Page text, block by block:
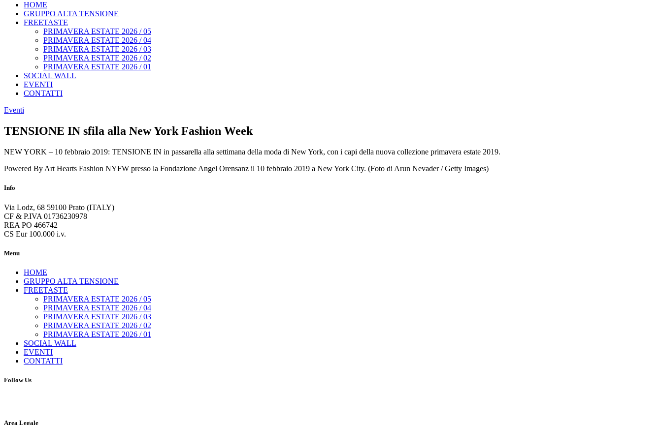
HOME
GRUPPO ALTA TENSIONE
FREETASTE
PRIMAVERA ESTATE 2026 / 05
PRIMAVERA ESTATE 2026 / 04
PRIMAVERA ESTATE 2026 / 03
PRIMAVERA ESTATE 2026 / 02
PRIMAVERA ESTATE 2026 / 01
SOCIAL WALL
EVENTI
CONTATTI
Eventi
TENSIONE IN sfila alla New York Fashion Week
NEW YORK – 10 febbraio 2019: TENSIONE IN in passarella alla settimana della moda di New York, con i capi della nuova collezione primavera estate 2019.
Powered By Art Hearts Fashion NYFW presso la Fondazione Angel Orensanz il 10 febbraio 2019 a New York City. (Foto di Arun Nevader / Getty Images)
Info
Via Lodz, 68 59100 Prato (ITALY)
CF & P.IVA 01736230978
REA PO 466742
CS Eur 100.000 i.v.
Menu
HOME
GRUPPO ALTA TENSIONE
FREETASTE
PRIMAVERA ESTATE 2026 / 05
PRIMAVERA ESTATE 2026 / 04
PRIMAVERA ESTATE 2026 / 03
PRIMAVERA ESTATE 2026 / 02
PRIMAVERA ESTATE 2026 / 01
SOCIAL WALL
EVENTI
CONTATTI
Follow Us
Area Legale